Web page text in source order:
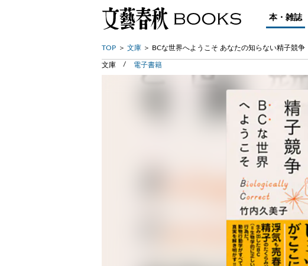
本・雑誌
TOP 文庫 BCな世界へようこそ あなたの知らない精子競争
文庫 電子書籍